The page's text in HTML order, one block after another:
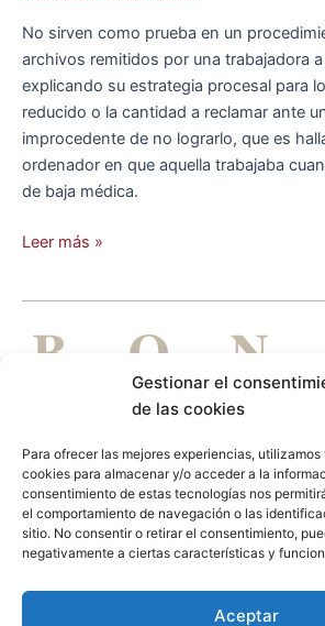
Gestionar el
de las cookies
Para ofrecer las mejores experiencias,
cookies para almacenar y/o acceder a la
consentimiento de estas tecnologías nos
el comportamiento de navegación o las
sitio. No consentir o retirar el consentimiento,
negativamente a ciertas características y
Aceptar
No sirven como prueba en un
archivos remitidos por una trabajadora
explicando su estrategia procesal para
reducido o la cantidad a reclamar ante
improcedente de no lograrlo, que es
ordenador en que aquella trabajaba
de baja médica.
correo
entre
empleado
y
abogado,
al
formar
de
intimidad
personal
Leer más »
DE PERSONAS PARA PERSONAS
Aviso legal Política de privacidad